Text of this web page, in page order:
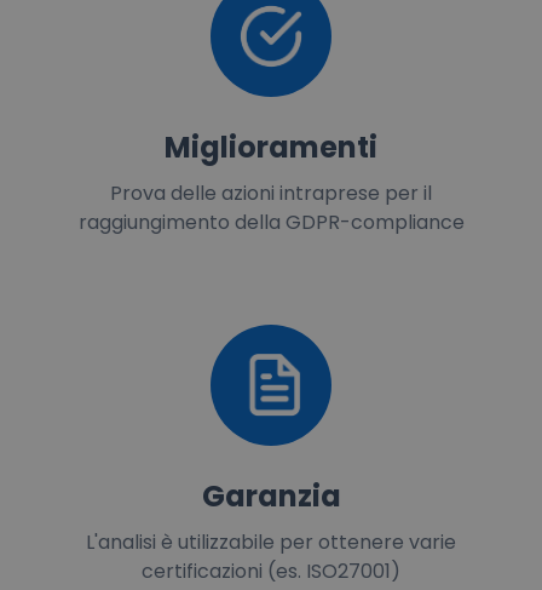
Miglioramenti
Prova delle azioni intraprese per il
raggiungimento della GDPR-compliance
Garanzia
L'analisi è utilizzabile per ottenere varie
certificazioni (es. ISO27001)